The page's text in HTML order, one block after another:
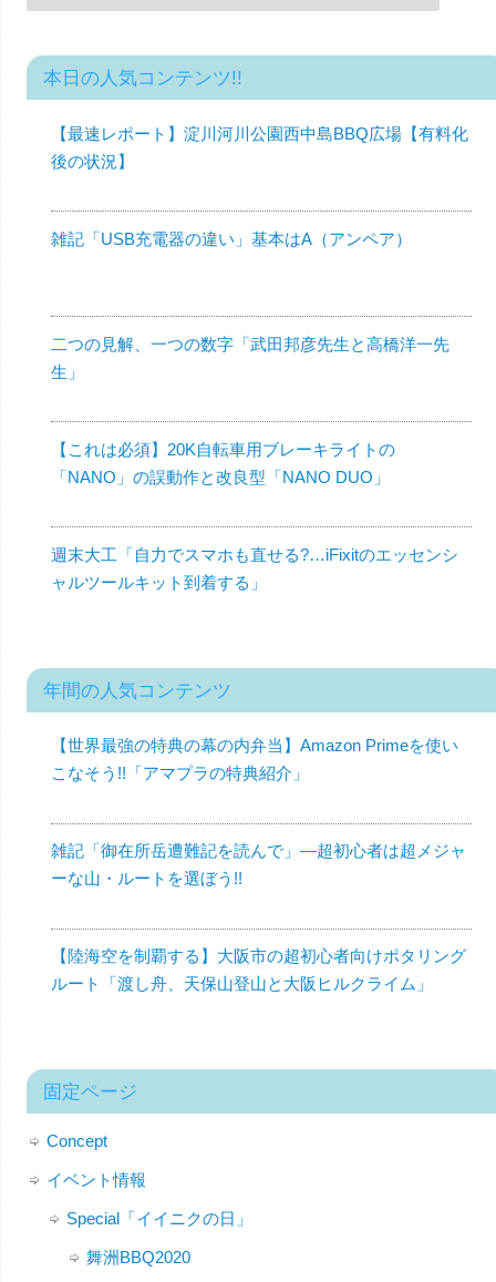
本日の人気コンテンツ!!
【最速レポート】淀川河川公園西中島BBQ広場【有料化
後の状況】
雑記「USB充電器の違い」基本はA（アンペア）
二つの見解、一つの数字「武田邦彦先生と高橋洋一先
生」
【これは必須】20K自転車用ブレーキライトの
「NANO」の誤動作と改良型「NANO DUO」
週末大工「自力でスマホも直せる?…iFixitのエッセンシ
ャルツールキット到着する」
年間の人気コンテンツ
【世界最強の特典の幕の内弁当】Amazon Primeを使い
こなそう!!「アマプラの特典紹介」
雑記「御在所岳遭難記を読んで」—超初心者は超メジャ
ーな山・ルートを選ぼう!!
【陸海空を制覇する】大阪市の超初心者向けポタリング
ルート「渡し舟、天保山登山と大阪ヒルクライム」
固定ページ
Concept
イベント情報
Special「イイニクの日」
舞洲BBQ2020